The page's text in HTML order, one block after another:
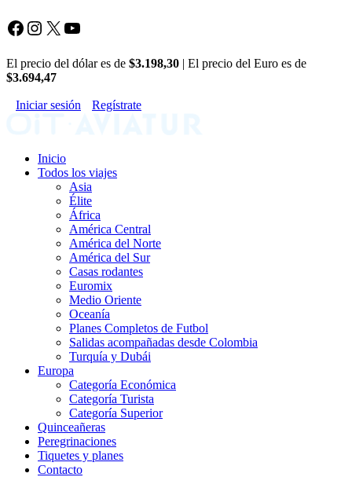
Facebook
Instagram
X YouTube
El precio del dólar es de $3.198,30 | El precio del Euro es de
$3.694,47
Iniciar sesión Regístrate
Inicio
Todos los viajes
Asia
Élite
África
América Central
América del Norte
América del Sur
Casas rodantes
Euromix
Medio Oriente
Oceanía
Planes Completos de Futbol
Salidas acompañadas desde Colombia
Turquía y Dubái
Europa
Categoría Económica
Categoría Turista
Categoría Superior
Quinceañeras
Peregrinaciones
Tiquetes y planes
Contacto